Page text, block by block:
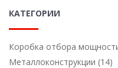
КАТЕГОРИИ
Коробка отбора
Металлоконструкции (14)